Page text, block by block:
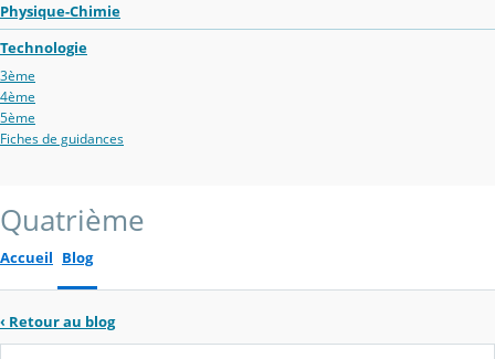
Physique-Chimie
Technologie
3ème
4ème
5ème
Fiches de guidances
Quatrième
Accueil Blog
‹ Retour au blog